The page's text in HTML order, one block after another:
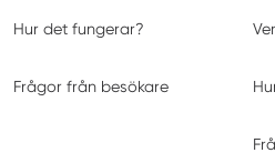
Hur det fungerar?
Frågor från besökare